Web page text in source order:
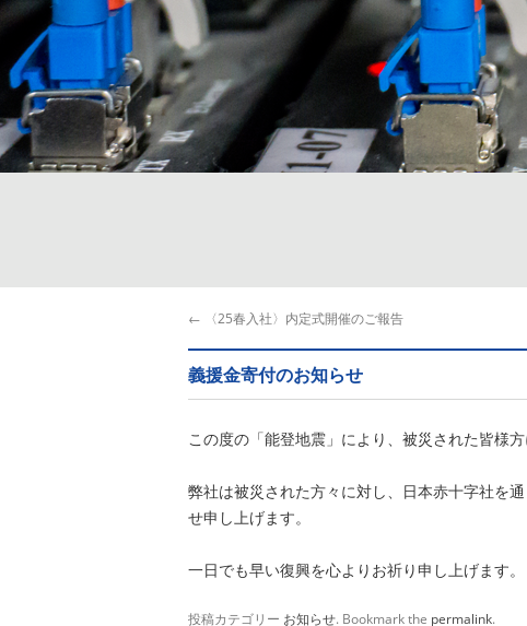
← 〈25春入社〉内定式開催のご報告
義援金寄付のお知らせ
この度の「能登地震」により、被災された皆様
弊社は被災された方々に対し、日本赤十字社を
せ申し上げます。
一日でも早い復興を心よりお祈り申し上げます。
投稿カテゴリー お知らせ. Bookmark the permalink.